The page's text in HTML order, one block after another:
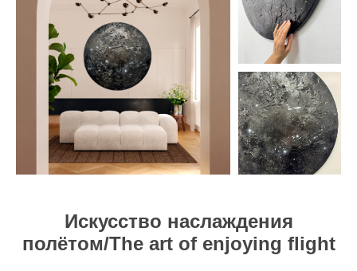
Искусство наслаждения
полётом/The art of enjoying flight